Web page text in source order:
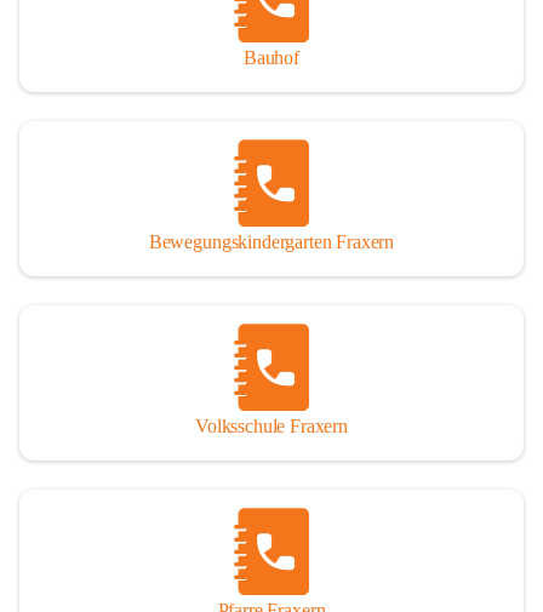
Bauhof
Bewegungskindergarten Fraxern
Volksschule Fraxern